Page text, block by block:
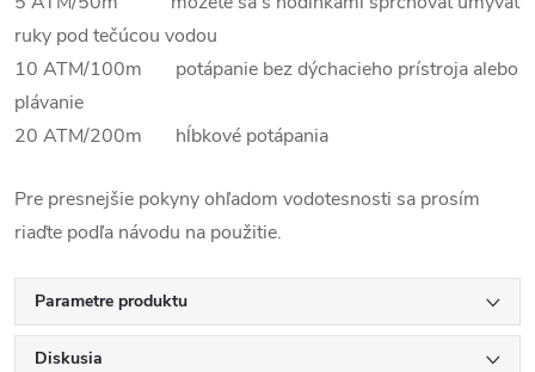
ruky pod tečúcou vodou
10 ATM/100m potápanie bez dýchacieho prístroja alebo
plávanie
20 ATM/200m hĺbkové potápania
Pre presnejšie pokyny ohľadom vodotesnosti sa prosím
riaďte podľa návodu na použitie.
Parametre produktu
Diskusia